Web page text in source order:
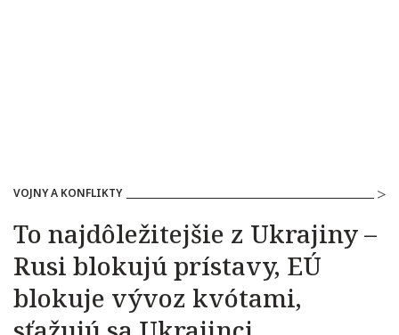
VOJNY A KONFLIKTY
To najdôležitejšie z Ukrajiny –
Rusi blokujú prístavy, EÚ
blokuje vývoz kvótami,